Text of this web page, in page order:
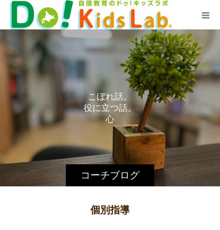
コーチブログ
こ ぼれ話。
役に立つ話。
心の
個別指導